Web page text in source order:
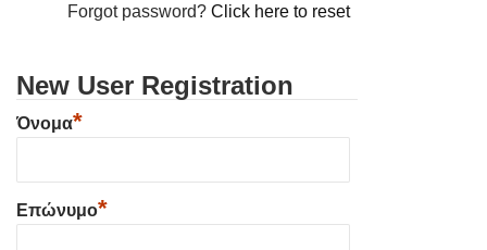
Forgot password?Click here to reset
New User Registration
Όνομα*
Επώνυμο*